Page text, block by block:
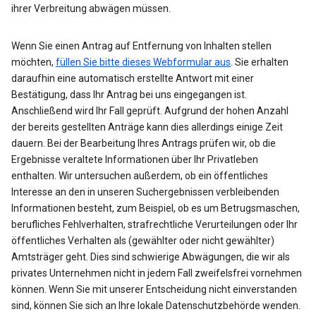
ihrer Verbreitung abwägen müssen.
Wenn Sie einen Antrag auf Entfernung von Inhalten stellen
möchten, füllen Sie bitte dieses Webformular aus . Sie erhalten
daraufhin eine automatisch erstellte Antwort mit einer
Bestätigung, dass Ihr Antrag bei uns eingegangen ist.
Anschließend wird Ihr Fall geprüft. Aufgrund der hohen Anzahl
der bereits gestellten Anträge kann dies allerdings einige Zeit
dauern. Bei der Bearbeitung Ihres Antrags prüfen wir, ob die
Ergebnisse veraltete Informationen über Ihr Privatleben
enthalten. Wir untersuchen außerdem, ob ein öffentliches
Interesse an den in unseren Suchergebnissen verbleibenden
Informationen besteht, zum Beispiel, ob es um Betrugsmaschen,
berufliches Fehlverhalten, strafrechtliche Verurteilungen oder Ihr
öffentliches Verhalten als (gewählter oder nicht gewählter)
Amtsträger geht. Dies sind schwierige Abwägungen, die wir als
privates Unternehmen nicht in jedem Fall zweifelsfrei vornehmen
können. Wenn Sie mit unserer Entscheidung nicht einverstanden
sind, können Sie sich an Ihre lokale Datenschutzbehörde wenden.